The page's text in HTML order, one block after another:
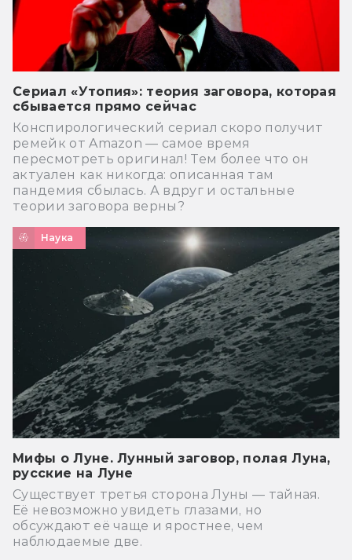
Сериал «Утопия»: теория заговора, которая
сбывается прямо сейчас
Конспирологический сериал скоро получит
ремейк от Amazon — самое время
пересмотреть оригинал! Тем более что он
актуален как никогда: описанная там
пандемия сбылась. А вдруг и остальные
теории заговора верны?
Наука
Мифы о Луне. Лунный заговор, полая Луна,
русские на Луне
Существует третья сторона Луны — тайная.
Её невозможно увидеть глазами, но
обсуждают её чаще и яростнее, чем
наблюдаемые две.